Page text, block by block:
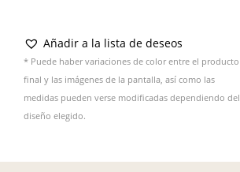
Añadir a la lista de deseos
* Puede haber variaciones de color entre el producto
final y las imágenes de la pantalla, así como las
medidas pueden verse modificadas dependiendo del
diseño elegido.